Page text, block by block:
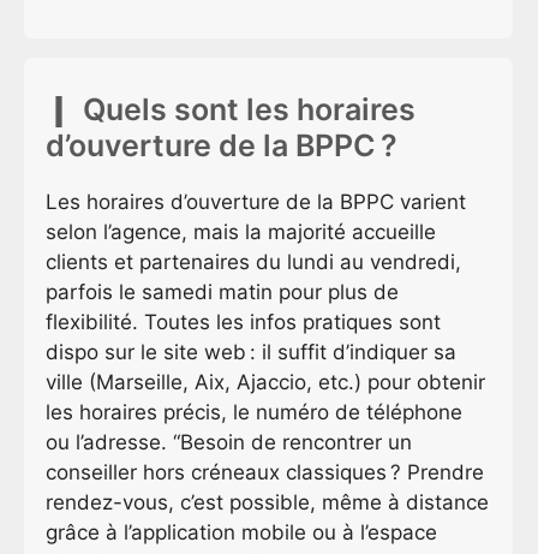
Quels sont les horaires
d’ouverture de la BPPC ?
Les horaires d’ouverture de la BPPC varient
selon l’agence, mais la majorité accueille
clients et partenaires du lundi au vendredi,
parfois le samedi matin pour plus de
flexibilité. Toutes les infos pratiques sont
dispo sur le site web : il suffit d’indiquer sa
ville (Marseille, Aix, Ajaccio, etc.) pour obtenir
les horaires précis, le numéro de téléphone
ou l’adresse. “Besoin de rencontrer un
conseiller hors créneaux classiques ? Prendre
rendez-vous, c’est possible, même à distance
grâce à l’application mobile ou à l’espace